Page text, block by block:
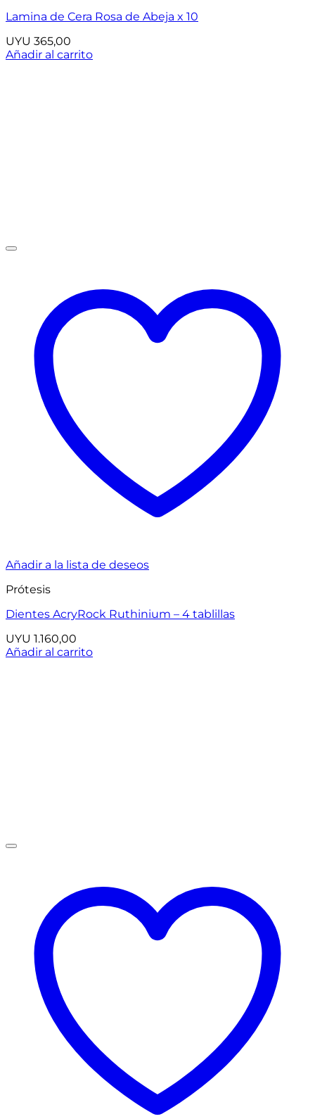
Lamina de Cera Rosa de Abeja x 10
UYU 365,00
Añadir al carrito
Añadir a la lista de deseos
Prótesis
Dientes AcryRock Ruthinium – 4 tablillas
UYU 1.160,00
Añadir al carrito